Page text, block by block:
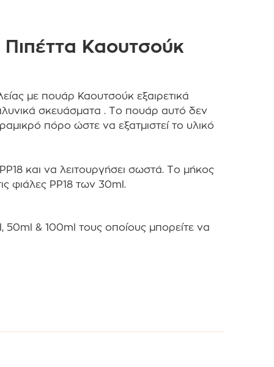
Καουτσούκ
με πουάρ Καουτσούκ εξαιρετικά
σκευάσματα . Το πουάρ αυτό δεν
πόρο ώστε να εξατμιστεί το υλικό
και να λειτουργήσει σωστά. Το μήκος
φιάλες PP18 των 30ml.
50ml & 100ml τους οποίους μπορείτε να